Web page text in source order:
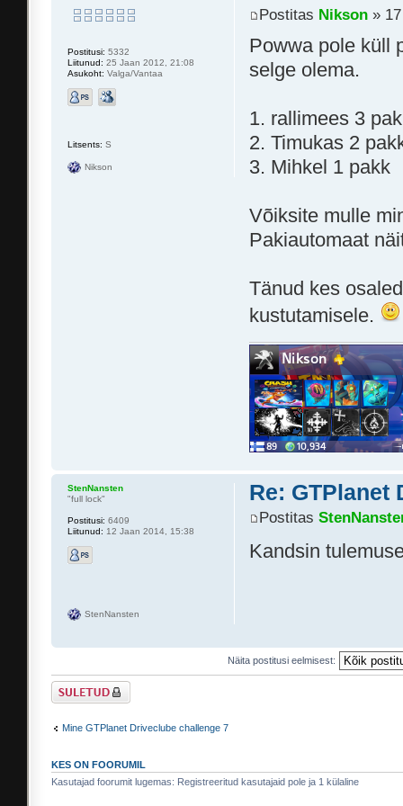
Postitas Nikson »
Powwa pole küll
selge olema.
1. rallimees 3
2. Timukas 2
3. Mihkel 1 pakk
Võiksite mulle
Pakiautomaat
Tänud kes
kustutamisele.
Postitusi: 5332
Liitunud: 25 Jaan 2012, 21:08
Asukoht: Valga/Vantaa
Litsents: S
Nikson
Re: GTPlanet
Postitas
Kandsin
StenNansten
"full lock"
Postitusi: 6409
Liitunud: 12 Jaan 2014, 15:38
StenNansten
Näita postitusi eelmisest:
Suletud teema
Mine GTPlanet Driveclube challenge 7
KES ON FOORUMIL
Kasutajad foorumit lugemas: Registreeritud kasutajaid pole ja 1 külaline